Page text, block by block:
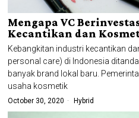
Mengapa VC
Kecantikan dan
Kebangkitan industri kecantikan
personal care) di Indonesia
banyak brand lokal baru.
usaha kosmetik
October 30, 2020 Hybrid